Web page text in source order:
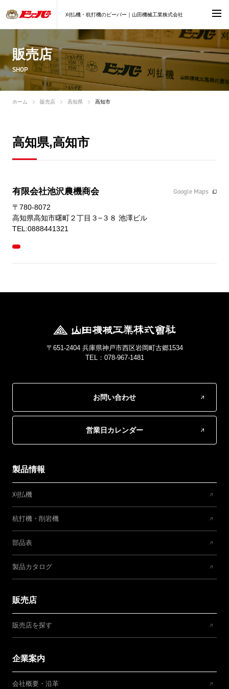
刈払機・杭打機のビーバー｜山田機械工業株式会社
販売店
SHOP
ホーム 販売店 高知県 高知市
高知県,高知市
有限会社池沢農機商会 Google Maps
〒780-8072
高知県高知市曙町２丁目３−３８ 池澤ビル
TEL:0888441321
〒651-2404 兵庫県神戸市西区岩岡町古郷1534
TEL：078-967-1481
お問い合わせ
営業日カレンダー
製品情報
刈払機
杭打機・削岩機
部品表
製品カタログ
販売店
販売店を探す
企業案内
会社概要・沿革